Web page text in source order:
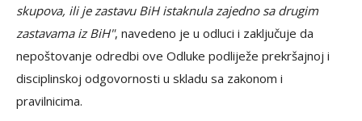
skupova, ili je zastavu BiH istaknula zajedno sa drugim
zastavama iz BiH", navedeno je u odluci i zaključuje da
nepoštovanje odredbi ove Odluke podliježe prekršajnoj i
disciplinskoj odgovornosti u skladu sa zakonom i
pravilnicima.